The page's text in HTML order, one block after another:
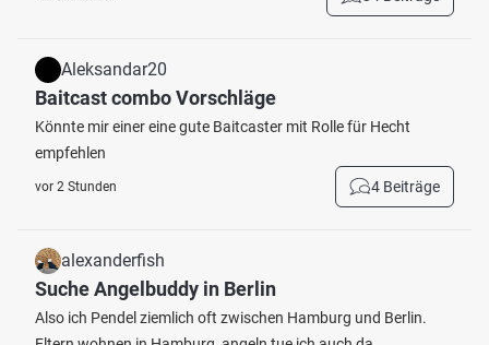
Aleksandar20
Baitcast combo Vorschläge
Könnte mir einer eine gute Baitcaster mit Rolle für Hecht
empfehlen
vor 2 Stunden 4 Beiträge
alexanderfish
Suche Angelbuddy in Berlin
Also ich Pendel ziemlich oft zwischen Hamburg und Berlin.